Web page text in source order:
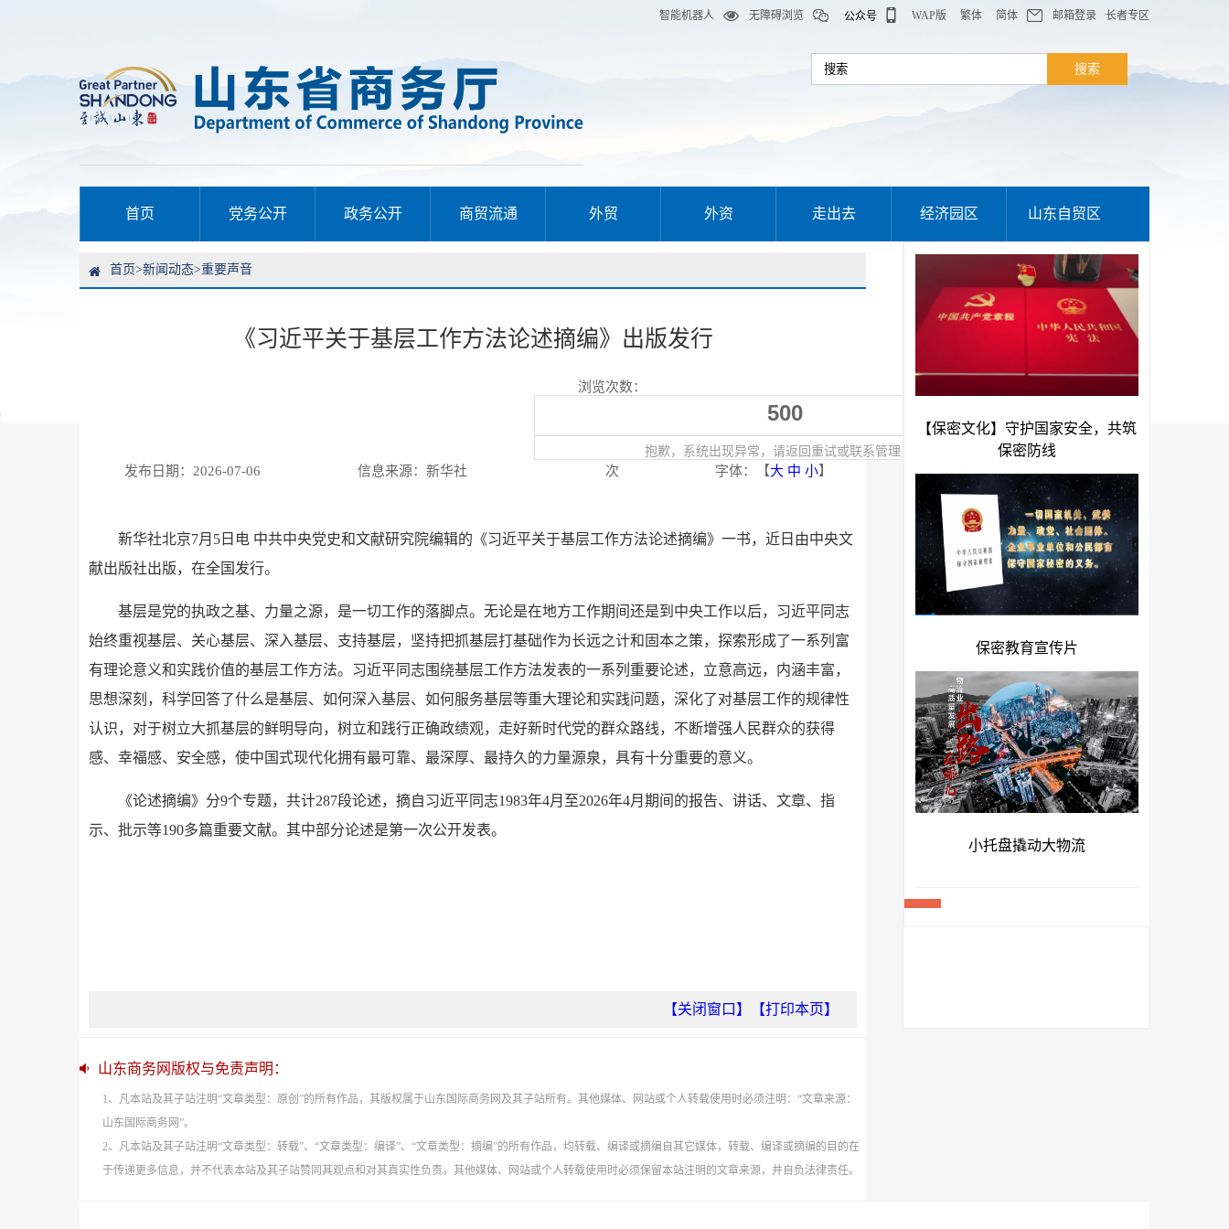
智能机器人 无障碍浏览 公众号 WAP版 繁体 简体 邮箱登录 长者专区
首页 党务公开 政务公开 商贸流通 外贸 外资 走出去 经济园区 山东自贸区
首页>新闻动态>重要声音
《习近平关于基层工作方法论述摘编》出版发行
发布日期：2026-07-06 信息来源： 新华社
浏览次数：
500
抱歉，系统出现异常，请返回重试或联系管理员！
次
字体：【大中 小】
新华社北京7月5日电 中共中央党史和文献研究院编辑的《习近平关于基层工作方法论述摘编》一书，近日由中央文
献出版社出版，在全国发行。
基层是党的执政之基、力量之源，是一切工作的落脚点。无论是在地方工作期间还是到中央工作以后，习近平同志
始终重视基层、关心基层、深入基层、支持基层，坚持把抓基层打基础作为长远之计和固本之策，探索形成了一系列富
有理论意义和实践价值的基层工作方法。习近平同志围绕基层工作方法发表的一系列重要论述，立意高远，内涵丰富，
思想深刻，科学回答了什么是基层、如何深入基层、如何服务基层等重大理论和实践问题，深化了对基层工作的规律性
认识，对于树立大抓基层的鲜明导向，树立和践行正确政绩观，走好新时代党的群众路线，不断增强人民群众的获得
感、幸福感、安全感，使中国式现代化拥有最可靠、最深厚、最持久的力量源泉，具有十分重要的意义。
《论述摘编》分9个专题，共计287段论述，摘自习近平同志1983年4月至2026年4月期间的报告、讲话、文章、指
示、批示等190多篇重要文献。其中部分论述是第一次公开发表。
【打印本页】
【关闭窗口】
山东商务网版权与免责声明：
1、凡本站及其子站注明“文章类型：原创”的所有作品，其版权属于山东国际商务网及其子站所有。其他媒体、网站或个人转载使用时必须注明：“文章来源：
山东国际商务网”。
2、凡本站及其子站注明“文章类型：转载”、“文章类型：编译”、“文章类型：摘编”的所有作品，均转载、编译或摘编自其它媒体，转载、编译或摘编的目的在
于传递更多信息，并不代表本站及其子站赞同其观点和对其真实性负责。其他媒体、网站或个人转载使用时必须保留本站注明的文章来源，并自负法律责任。